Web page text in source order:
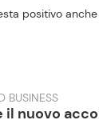
positivo
BUSINESS
il nuovo